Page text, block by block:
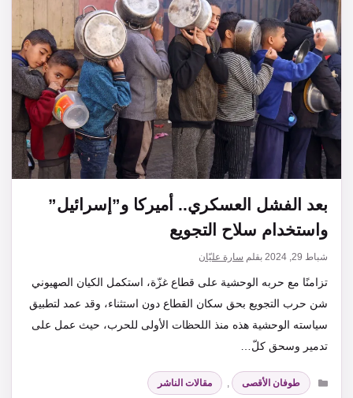
بعد الفشل العسكري.. أميركا و”إسرائيل”
واستخدام سلاح التجويع
شباط 29, 2024 بقلم سارة عليّان
تزامنًا مع حربه الوحشية على قطاع غزّة، استكمل الكيان الصهيوني
شن حرب التجويع بحق سكان القطاع دون استثناء، وقد عمد لتطبيق
سياسته الوحشية هذه منذ اللحظات الأولى للحرب، حيث عمل على
تدمير وسحق كلّ…
التصنيفات
طوفان الأقصى ,
مقالات الناشر